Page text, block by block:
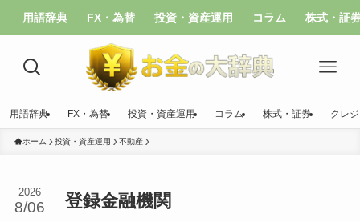
用語辞典 FX・為替 投資・資産運用 コラム 株式・証
用語辞典 FX・為替 投資・資産運用 コラム 株式・証券 クレ
ホーム 投資・資産運用 不動産
登録金融機関
2026
8/06